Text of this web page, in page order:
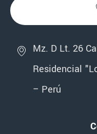
Mz. D Lt. 26
Residencial
– Perú